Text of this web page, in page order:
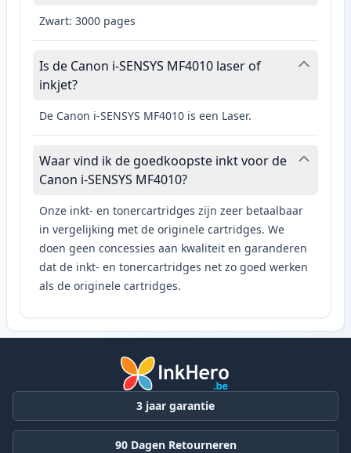
Zwart: 3000 pages
Is de Canon i-SENSYS MF4010 laser of
inkjet?
De Canon i-SENSYS MF4010 is een Laser.
Waar vind ik de goedkoopste inkt voor de
Canon i-SENSYS MF4010?
Onze inkt- en tonercartridges zijn zeer betaalbaar
in vergelijking met de originele cartridges. We
doen geen concessies aan kwaliteit en garanderen
dat de inkt- en tonercartridges net zo goed werken
als de originele cartridges.
3 jaar garantie
90 Dagen Retourneren